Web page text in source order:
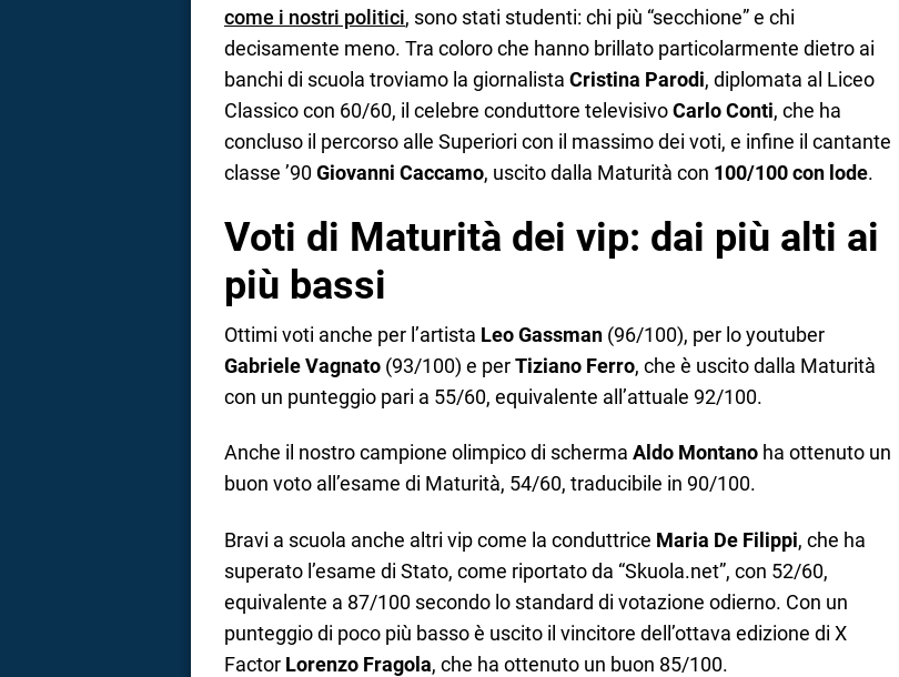
come i nostri politici, sono stati studenti: chi più “secchione” e chi
decisamente meno. Tra coloro che hanno brillato particolarmente dietro ai
banchi di scuola troviamo la giornalista Cristina Parodi, diplomata al Liceo
Classico con 60/60, il celebre conduttore televisivoCarlo Conti, che ha
concluso il percorso alle Superiori con il massimo dei voti, e infine il cantante
classe ’90Giovanni Caccamo, uscito dalla Maturità con 100/100 con lode.
Voti di Maturità dei vip: dai più alti ai
più bassi
Ottimi voti anche per l’artista Leo Gassman (96/100), per lo youtuber
Gabriele Vagnato (93/100) e perTiziano Ferro, che è uscito dalla Maturità
con un punteggio pari a 55/60, equivalente all’attuale 92/100.
Anche il nostro campione olimpico di scherma Aldo Montano ha ottenuto un
buon voto all’esame di Maturità, 54/60, traducibile in 90/100.
Bravi a scuola anche altri vip come la conduttrice Maria De Filippi, che ha
superato l’esame di Stato, come riportato da “Skuola.net”, con 52/60,
equivalente a 87/100 secondo lo standard di votazione odierno. Con un
punteggio di poco più basso è uscito il vincitore dell’ottava edizione di X
Factor Lorenzo Fragola, che ha ottenuto un buon 85/100.